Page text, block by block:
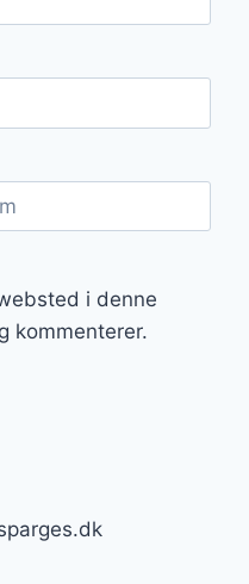
i denne
kommenterer.